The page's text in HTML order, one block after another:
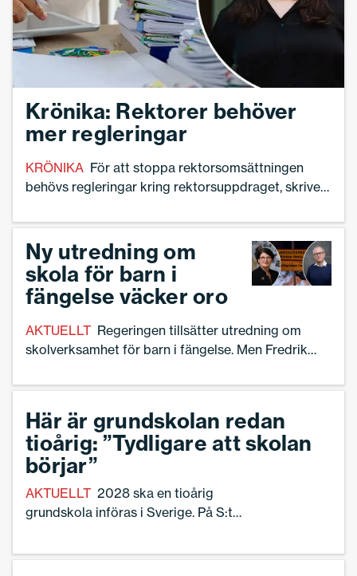
Krönika: Rektorer behöver
mer regleringar
KRÖNIKA För att stoppa rektorsomsättningen
behövs regleringar kring rektorsuppdraget, skriver
Ny utredning om
skola för barn i
fängelse väcker oro
AKTUELLT Regeringen tillsätter utredning om
skolverksamhet för barn i fängelse. Men Fredrik
menar att direktiven står i strid med
Här är grundskolan redan
tioårig: ”Tydligare att skolan
börjar”
AKTUELLT 2028 ska en tioårig
grundskola införas i Sverige. På S:t
redan igång.